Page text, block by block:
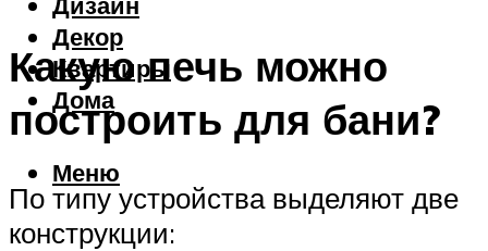
Декор
Квартиры
Дома
Меню
Какую печь можно
построить для бани?
По типу устройства выделяют две
конструкции: